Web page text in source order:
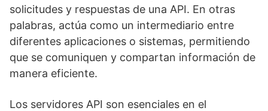
solicitudes y respuestas de una API. En otras
palabras, actúa como un intermediario entre
diferentes aplicaciones o sistemas, permitiendo
que se comuniquen y compartan información de
manera eficiente.
Los servidores API son esenciales en el